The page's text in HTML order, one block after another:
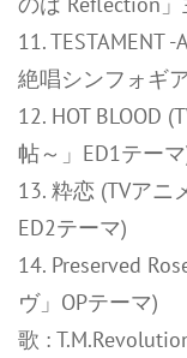
11. TESTAMENT
絶唱シンフォギ
12. HOT BLOOD
帖～」ED1テー
13. 粋恋 (TVアニ
ED2テーマ)
14. Preserved
ヴ」OPテーマ)
歌 :